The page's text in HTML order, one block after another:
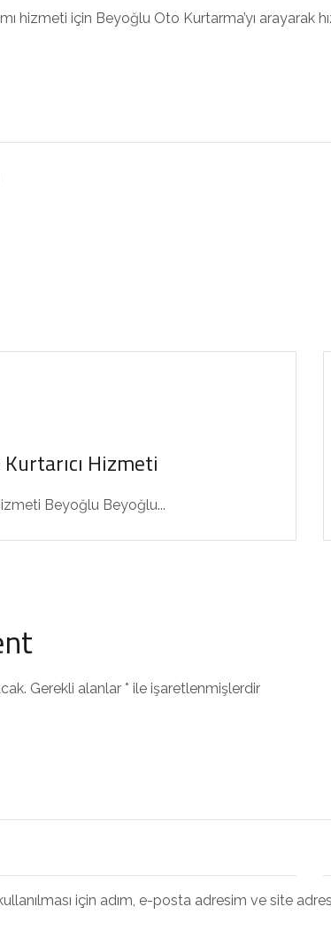
hizmeti için Beyoğlu Oto Kurtarma’yı arayarak
Hizmeti
Beyoğlu Beyoğlu...
Gerekli alanlar * ile işaretlenmişlerdir
için adım, e-posta adresim ve site